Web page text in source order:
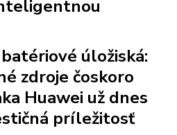
úložiská:
zdroje čoskoro
Huawei už dnes
príležitosť